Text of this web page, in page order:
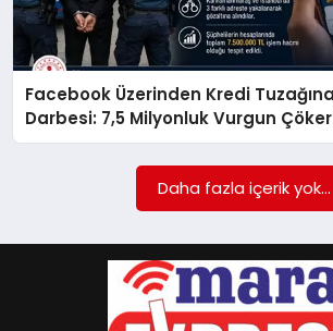
GÖKSUN
TÜRKOĞLU
Facebook Üzerinden Kredi
Darbesi: 7,5 Milyonluk Vurgun
Daha fazla içerik yok...